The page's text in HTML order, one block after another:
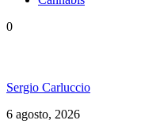
0
Sergio Carluccio
6 agosto, 2026